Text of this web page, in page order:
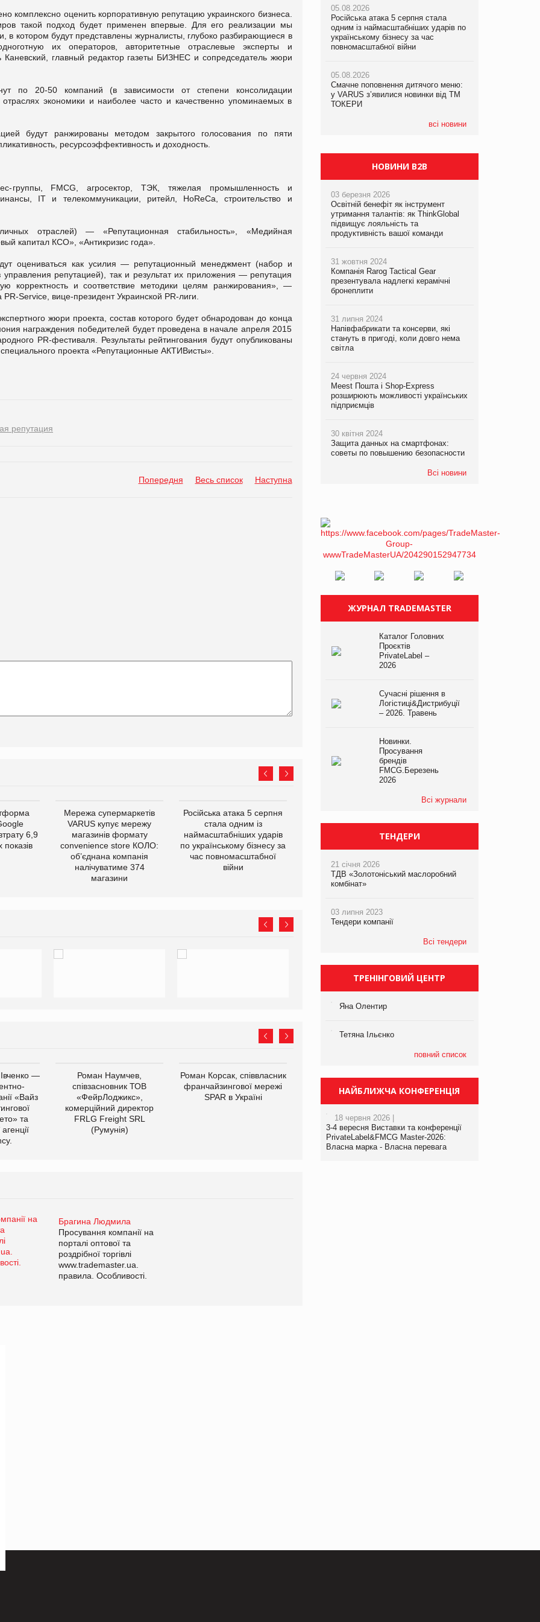
комплексно оценить корпоративную репутацию украинского бизнеса.
такой подход будет применен впервые. Для его реализации мы
в котором будут представлены журналисты, глубоко разбирающиеся в
их операторов, авторитетные отраслевые эксперты и
главный редактор газеты БИЗНЕС и сопредседатель жюри
по 20-50 компаний (в зависимости от степени консолидации
экономики и наиболее часто и качественно упоминаемых в
будут ранжированы методом закрытого голосования по пяти
ресурсоэффективность и доходность.
группы, FMCG, агросектор, ТЭК, тяжелая промышленность и
IT и телекоммуникации, ритейл, HoReCa, строительство и
отраслей) — «Репутационная стабильность», «Медийная
капитал КСО», «Антикризис года».
оцениваться как усилия — репутационный менеджмент (набор и
репутацией), так и результат их приложения — репутация
корректность и соответствие методики целям ранжирования», —
Service, вице-президент Украинской PR-лиги.
жюри проекта, состав которого будет обнародован до конца
награждения победителей будет проведена в начале апреля 2015
PR-фестиваля. Результаты рейтингования будут опубликованы
проекта «Репутационные АКТИВисты».
репутация
Попередня Весь список Наступна
6,9
Мережа супермаркетів
VARUS купує мережу
магазинів формату
convenience store КОЛО:
об’єднана компанія
налічуватиме 374
магазини
Російська атака 5 серпня
стала одним із
наймасштабніших ударів
по українському бізнесу за
час повномасштабної
війни
дитячого меню: у VARUS
з’явилися новинки від ТМ
заморожені хлібобулочні
—
«Вайз
та
Роман Наумчев,
співзасновник ТОВ
«ФейрЛоджикс»,
комерційний директор
FRLG Freight SRL
(Румунія)
Роман Корсак, співвласник
франчайзингової мережі
SPAR в Україні
Файно маркет Директор
департаменту з
компанії «УкраМарин»
Брагина Людмила
Просування компанії на
порталі оптової та
роздрібної торгівлі
www.trademaster.ua.
правила. Особливості.
05.08.2026
Російська атака 5 серпня стала
одним із наймасштабніших ударів по
українському бізнесу за час
повномасштабної війни
05.08.2026
Смачне поповнення дитячого меню:
у VARUS з’явилися новинки від ТМ
ТОКЕРИ
всі новини
05.08.2026
Російська атака 5 серпня стала
одним із наймасштабніших ударів по
українському бізнесу за час
повномасштабної війни
05.08.2026
Смачне поповнення дитячого меню:
у VARUS з’явилися новинки від ТМ
ТОКЕРИ
рекламі екологічних продуктів
05.08.2026
AstraZeneca обговорює найбільшу
НОВИНИ B2B
03 березня 2026
Освітній бенефіт як інструмент
утримання талантів: як ThinkGlobal
підвищує лояльність та
продуктивність вашої команди
31 жовтня 2024
Компанія Rarog Tactical Gear
презентувала надлегкі керамічні
бронеплити
31 липня 2024
Напівфабрикати та консерви, які
стануть в пригоді, коли довго нема
світла
24 червня 2024
Meest Пошта і Shop-Express
розширюють можливості українських
підприємців
30 квітня 2024
Защита данных на смартфонах:
советы по повышению безопасности
Всі новини
ЖУРНАЛ TRADEMASTER
Каталог Головних
Проєктів
PrivateLabel –
2026
Сучасні рішення в
Логістиці&Дистрибуції
– 2026. Травень
Новинки.
Просування
брендів
FMCG.Березень
2026
Всі журнали
ТЕНДЕРИ
21 січня 2026
ТДВ «Золотоніський маслоробний
комбінат»
03 липня 2023
Тендери компанії
Всі тендери
ТРЕНІНГОВИЙ ЦЕНТР
Яна Олентир
Тетяна Ільєнко
повний список
НАЙБЛИЖЧА КОНФЕРЕНЦІЯ
18 червня 2026 |
3-4 вересня Виставки та конференції
PrivateLabel&FMCG Master-2026:
Власна марка - Власна перевага